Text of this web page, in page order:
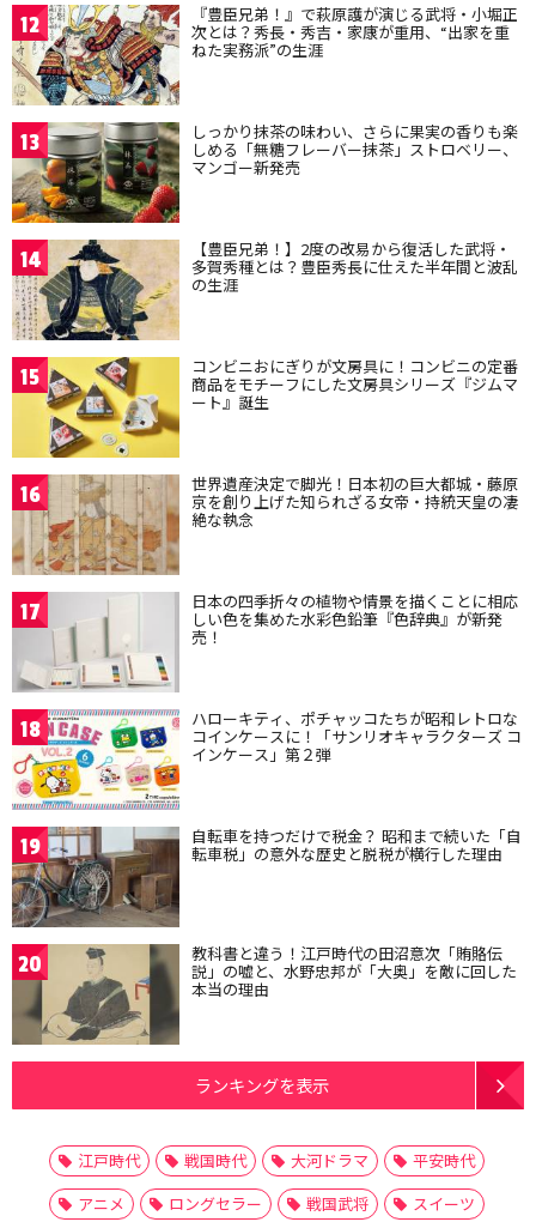
12 『豊臣兄弟！』で萩原護が演じる武将・小堀正
次とは？秀長・秀吉・家康が重用、“出家を重
ねた実務派”の生涯
13 しっかり抹茶の味わい、さらに果実の香りも楽
しめる「無糖フレーバー抹茶」ストロベリー、
マンゴー新発売
14 【豊臣兄弟！】2度の改易から復活した武将・
多賀秀種とは？豊臣秀長に仕えた半年間と波乱
の生涯
15 コンビニおにぎりが文房具に！コンビニの定番
商品をモチーフにした文房具シリーズ『ジムマ
ート』誕生
16 世界遺産決定で脚光！日本初の巨大都城・藤原
京を創り上げた知られざる女帝・持統天皇の凄
絶な執念
17 日本の四季折々の植物や情景を描くことに相応
しい色を集めた水彩色鉛筆『色辞典』が新発
売！
18 ハローキティ、ポチャッコたちが昭和レトロな
コインケースに！「サンリオキャラクターズ コ
インケース」第２弾
19 自転車を持つだけで税金？ 昭和まで続いた「自
転車税」の意外な歴史と脱税が横行した理由
20 教科書と違う！江戸時代の田沼意次「賄賂伝
説」の嘘と、水野忠邦が「大奥」を敵に回した
本当の理由
ランキングを表示
江戸時代 戦国時代 大河ドラマ
平安時代
アニメ
ロングセラー 戦国武将
スイーツ